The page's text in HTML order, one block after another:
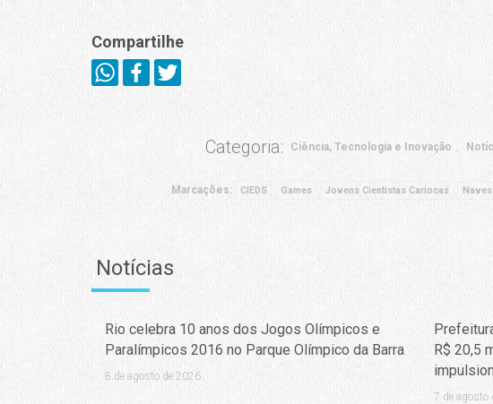
Compartilhe
Categoria: Ciência, Tecnologia e Inovação
Marcações: CIEDS Games Jovens Cientistas Cariocas
Notícias
Rio celebra 10 anos dos Jogos Olímpicos e
Paralímpicos 2016 no Parque Olímpico da Barra
8 de agosto de 2026
R$ 20,5
7 de agosto